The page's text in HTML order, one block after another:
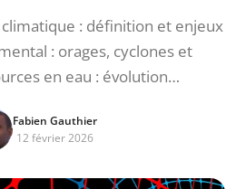
climatique : définition et enjeux
: orages, cyclones et
en eau : évolution…
Fabien Gauthier
12 février 2026